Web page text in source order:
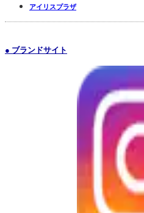
アイリスプラザ
● ブランドサイト